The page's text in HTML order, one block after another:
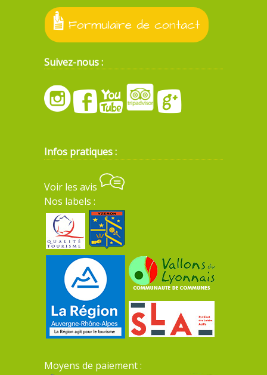
Formulaire de contact
Suivez-nous :
Infos pratiques :
Voir les avis
Nos labels :
Moyens de paiement :